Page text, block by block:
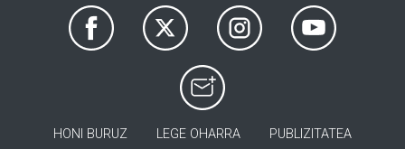
HONI BURUZ LEGE OHARRA PUBLIZITATEA